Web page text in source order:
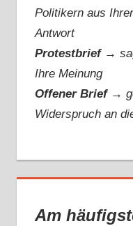
Politikern aus
Antwort
Protestbrief →
Ihre Meinung
Offener Brief →
Widerspruch an
Am